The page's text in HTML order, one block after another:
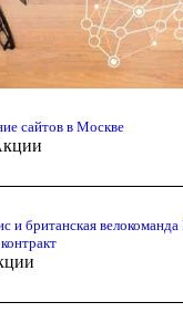
сайтов в Москве
и британская велокоманда